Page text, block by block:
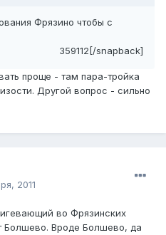
Фрязино чтобы с
359112[/snapback]
проще - там пара-тройка
Другой вопрос - сильно
2011
во Фрязинских
Болшево. Вроде Болшево, да